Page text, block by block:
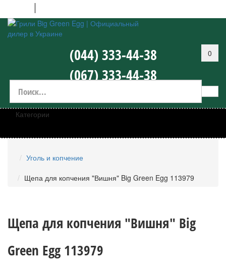
(044) 333-44-38
(067) 333-44-38
0
Категории
Уголь и копчение
Щепа для копчения "Вишня" Big Green Egg 113979
Щепа для копчения "Вишня" Big
Green Egg 113979